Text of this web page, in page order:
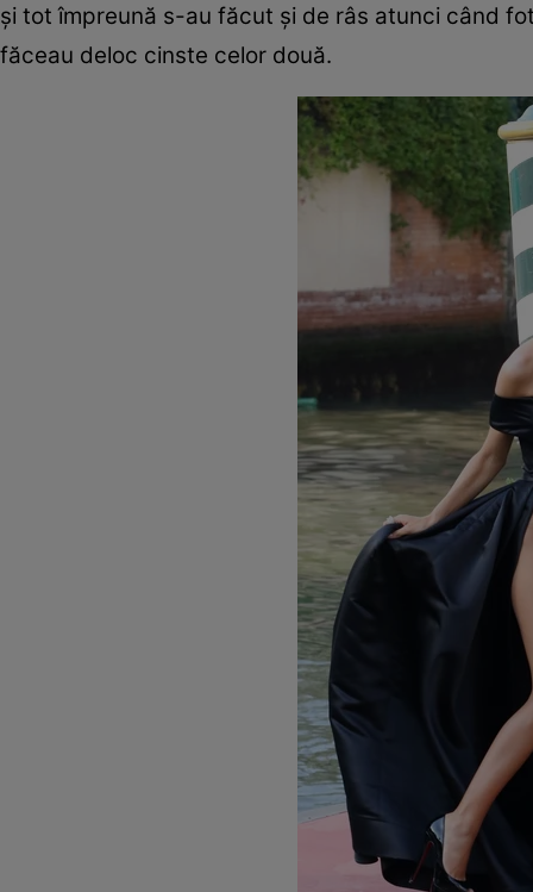
și tot împreună s-au făcut și de râs atunci când
făceau deloc cinste celor două.